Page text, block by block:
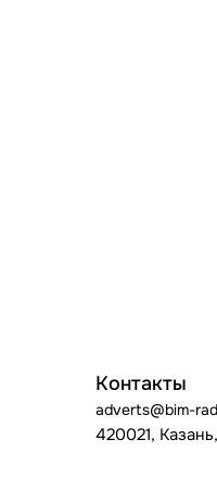
Контакты
adverts@bim-
420021,